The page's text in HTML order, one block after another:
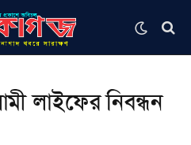
লাইফের নিবন্ধন